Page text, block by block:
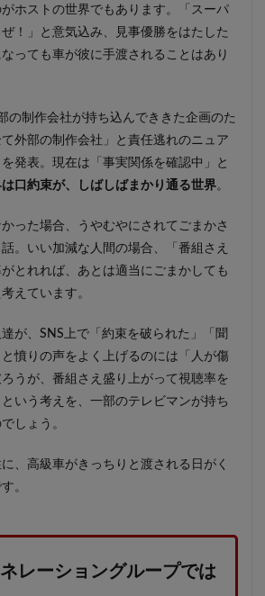
ホストの世界でもあります。「スーパ
！」と意気込み、見事優勝をはたした
っても車が彼に手渡されることはあり
の制作会社が持ち込んでききた企画のた
外部の制作会社」と責任逃れのニュア
発表。現在は「事実関係を確認中」と
口約束が、しばしばまかり通る世界。
った場合、うやむやにされてごまかさ
。いい加減な人間の場合、「番組さえ
とれれば、あとは適当にごまかしても
えています。
が、SNS上で「約束を破られた」「聞
憤りの声をよく上げるのには「人が傷
うが、番組さえ盛り上がって視聴率を
いう考えを、一部のテレビマンが持ち
しょう。
、高級車がきっちりと渡される日がく
。
レーショングループでは